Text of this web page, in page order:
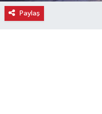
Paylaş
Keşfet